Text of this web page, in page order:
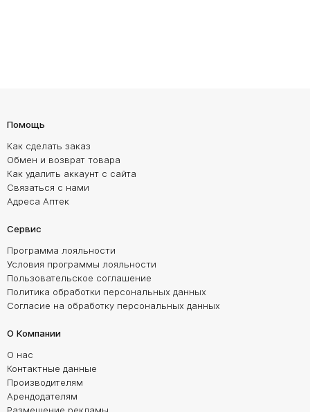
Помощь
Как сделать заказ
Обмен и возврат товара
Как удалить аккаунт с сайта
Связаться с нами
Адреса Аптек
Сервис
Программа лояльности
Условия программы лояльности
Пользовательское соглашение
Политика обработки персональных данных
Согласие на обработку персональных данных
О Компании
О нас
Контактные данные
Производителям
Арендодателям